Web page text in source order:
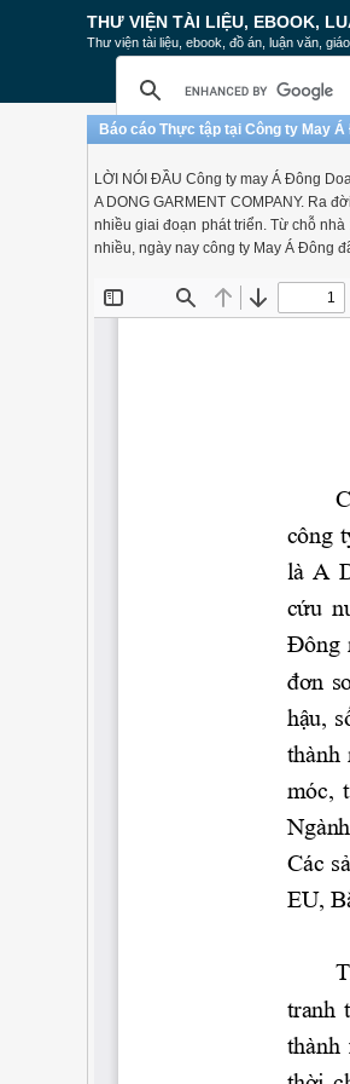
THƯ VIỆN TÀI LIỆU, EBOOK,
Thư viện tài liệu, ebook, đồ án, luận văn,
Báo cáo Thực tập tại Công ty May Á
LỜI NÓI ĐẦU Công ty may Á Đông
A DONG GARMENT COMPANY. Ra
nhiều giai đoạn phát triển. Từ chỗ
nhiều, ngày nay công ty May Á Đông